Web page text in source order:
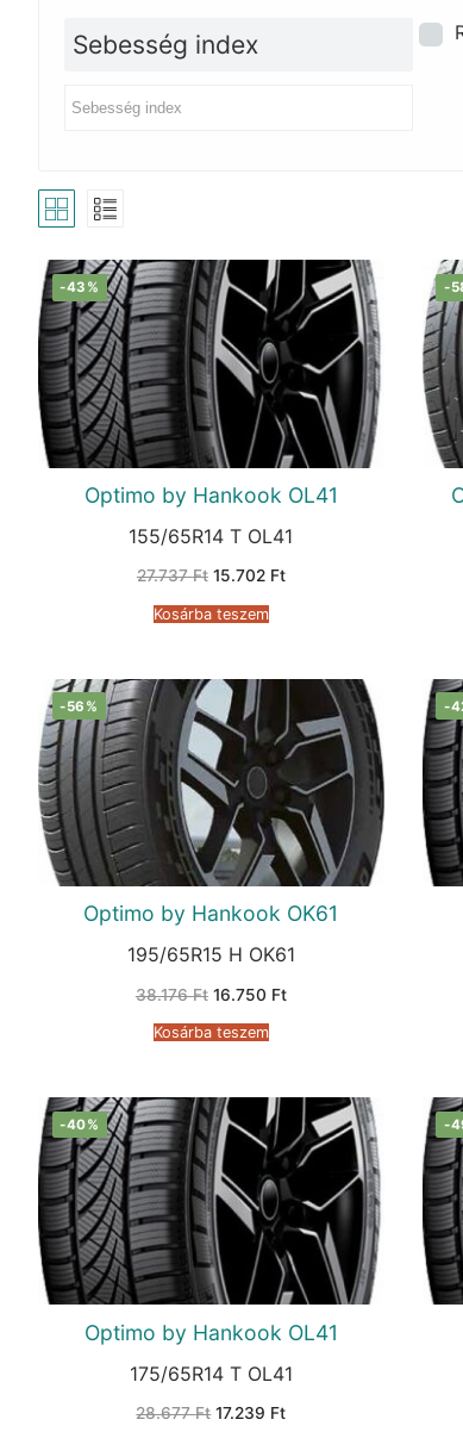
Sebesség index
-43%
Optimo by Hankook OL41
155/65R14 T OL41
27.737Ft Original
was:
27.737 Ft.
15.702 FtCurrent
Kosárba teszem
-
-56%
Optimo by Hankook OK61
195/65R15 H OK61
38.176Ft Original
was:
38.176 Ft.
16.750 FtCurrent
Kosárba teszem
-
-40%
Optimo by Hankook OL41
175/65R14 T OL41
28.677Ft Original
17.239 FtCurrent
-